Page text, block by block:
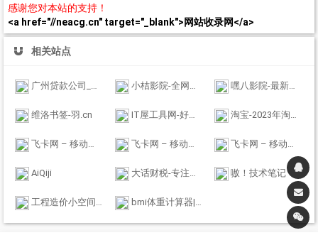
感谢您对本站的支持！
<a href="//neacg.cn" target="_blank">网站收录网</a>
相关站点
广州贷款公司_广州个人小额贷款_广州银行信用贷款_广州公积金贷款_广盛普惠 小桔影院-全网视频免费在线观看 嘿八影院-最新电影电视剧免费高清在线观看
维洛书签-羽.cn IT屋工具网-好用的在线工具都在这里！ 淘宝-2023年淘宝双十一大促攻略_双11红包天猫超市优惠劵秒杀免单商品
飞卡网 – 移动联通电信19元无限流量卡推荐_正规手机卡办理 飞卡网 – 移动联通电信19元无限流量卡推荐_正规手机卡办理 飞卡网 – 移动联通电信19元无限流量卡推荐_正规手机卡办理
AiQiji 大话财税-专注工商财税金融牌照领域代理机构！ 嗷！技术笔记
工程造价小空间-每个造价员都关注的网站 bmi体重计算器|免费bmi在线计算器 - BMI标准计算器